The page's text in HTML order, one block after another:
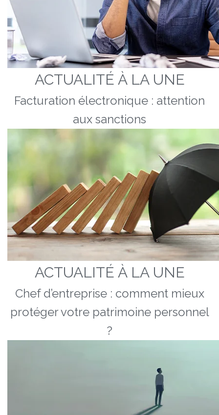
ACTUALITÉ À LA UNE
Facturation électronique : attention
aux sanctions
ACTUALITÉ À LA UNE
Chef d’entreprise : comment mieux
protéger votre patrimoine personnel
?